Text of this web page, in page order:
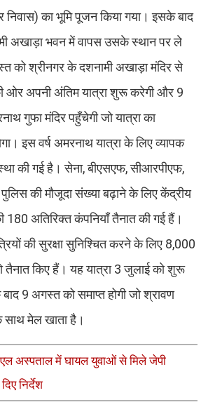
निवास) का भूमि पूजन किया गया। इसके बाद
अखाड़ा भवन में वापस उसके स्थान पर ले
को श्रीनगर के दशनामी अखाड़ा मंदिर से
ओर अपनी अंतिम यात्रा शुरू करेगी और 9
गुफा मंदिर पहुँचेगी जो यात्रा का
इस वर्ष अमरनाथ यात्रा के लिए व्यापक
की गई है। सेना, बीएसएफ, सीआरपीएफ,
की मौजूदा संख्या बढ़ाने के लिए केंद्रीय
अतिरिक्त कंपनियाँ तैनात की गई हैं।
की सुरक्षा सुनिश्चित करने के लिए 8,000
किए हैं। यह यात्रा 3 जुलाई को शुरू
9 अगस्त को समाप्त होगी जो श्रावण
साथ मेल खाता है।
अस्पताल में घायल युवाओं से मिले जेपी
निर्देश